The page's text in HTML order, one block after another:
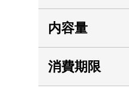
内容量
消費期限